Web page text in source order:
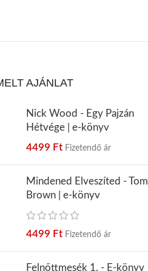
AJÁNLAT
Nick Wood - Egy Pajzán
Hétvége | e-könyv
4499 Ft Fizetendő ár
Mindened Elveszíted - Tom
Brown | e-könyv
4499 Ft Fizetendő ár
Felnőttmesék 1. - E-könyv